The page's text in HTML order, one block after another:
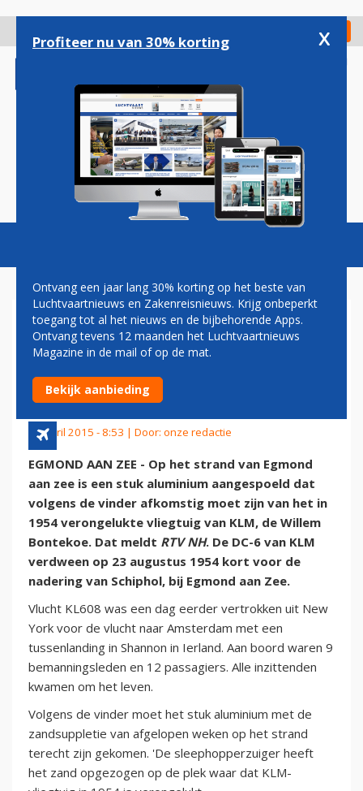
gaan
Check in
Magazine Podcasts Vacatures
'RESTEN GECRASHT
VLIEGTUIG GEVONDEN OP
STRAND EGMOND'
18 april 2015 - 8:53 | Door: onze redactie
EGMOND AAN ZEE - Op het strand van Egmond
aan zee is een stuk aluminium aangespoeld dat
volgens de vinder afkomstig moet zijn van het in
1954 verongelukte vliegtuig van KLM, de Willem
Bontekoe. Dat meldt RTV NH. De DC-6 van KLM
verdween op 23 augustus 1954 kort voor de
nadering van Schiphol, bij Egmond aan Zee.
Vlucht KL608 was een dag eerder vertrokken uit New
York voor de vlucht naar Amsterdam met een
tussenlanding in Shannon in Ierland. Aan boord waren 9
bemanningsleden en 12 passagiers. Alle inzittenden
kwamen om het leven.
Volgens de vinder moet het stuk aluminium met de
zandsuppletie van afgelopen weken op het strand
terecht zijn gekomen. 'De sleephopperzuiger heeft
het zand opgezogen op de plek waar dat KLM-
Profiteer nu van 30% korting x
Ontvang een jaar lang 30% korting op het beste van
Luchtvaartnieuws en Zakenreisnieuws. Krijg onbeperkt
toegang tot al het nieuws en de bijbehorende Apps.
Ontvang tevens 12 maanden het Luchtvaartnieuws
Magazine in de mail of op de mat.
Bekijk aanbieding